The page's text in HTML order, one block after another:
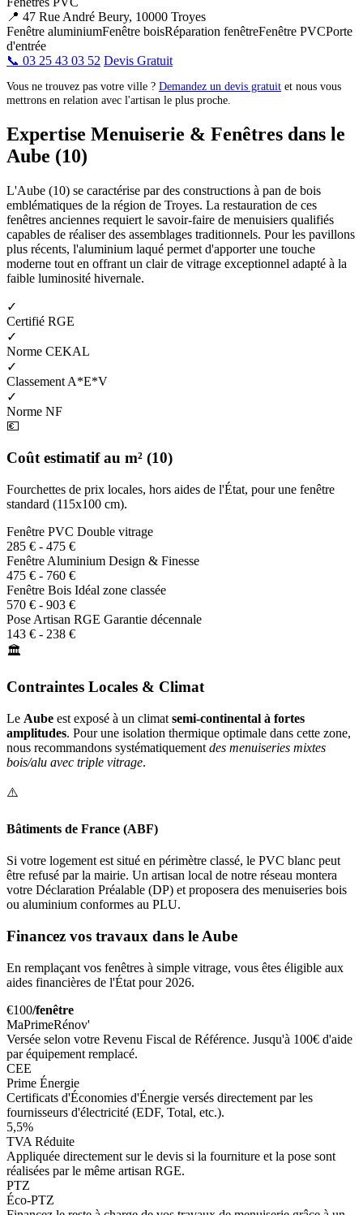
📍 47 Rue André Beury, 10000 Troyes
Fenêtre aluminiumFenêtre boisRéparation fenêtreFenêtre PVCPorte
d'entrée
📞 03 25 43 03 52 Devis Gratuit
Vous ne trouvez pas votre ville ? Demandez un devis gratuit et nous vous
mettrons en relation avec l'artisan le plus proche.
Expertise Menuiserie & Fenêtres dans le
Aube (10)
L'Aube (10) se caractérise par des constructions à pan de bois
emblématiques de la région de Troyes. La restauration de ces
fenêtres anciennes requiert le savoir-faire de menuisiers qualifiés
capables de réaliser des assemblages traditionnels. Pour les pavillons
plus récents, l'aluminium laqué permet d'apporter une touche
moderne tout en offrant un clair de vitrage exceptionnel adapté à la
faible luminosité hivernale.
✓
Certifié RGE
✓
Norme CEKAL
✓
Classement A*E*V
✓
Norme NF
💶
Coût estimatif au m² (10)
Fourchettes de prix locales, hors aides de l'État, pour une fenêtre
standard (115x100 cm).
Fenêtre PVC Double vitrage
285 € - 475 €
Fenêtre Aluminium Design & Finesse
475 € - 760 €
Fenêtre Bois Idéal zone classée
570 € - 903 €
Pose Artisan RGE Garantie décennale
143 € - 238 €
🏛️
Contraintes Locales & Climat
Le Aube est exposé à un climat semi-continental à fortes
amplitudes. Pour une isolation thermique optimale dans cette zone,
nous recommandons systématiquement des menuiseries mixtes
bois/alu avec triple vitrage.
⚠️
Bâtiments de France (ABF)
Si votre logement est situé en périmètre classé, le PVC blanc peut
être refusé par la mairie. Un artisan local de notre réseau montera
votre Déclaration Préalable (DP) et proposera des menuiseries bois
ou aluminium conformes au PLU.
Financez vos travaux dans le Aube
En remplaçant vos fenêtres à simple vitrage, vous êtes éligible aux
aides financières de l'État pour 2026.
€100/fenêtre
MaPrimeRénov'
Versée selon votre Revenu Fiscal de Référence. Jusqu'à 100€ d'aide
par équipement remplacé.
CEE
Prime Énergie
Certificats d'Économies d'Énergie versés directement par les
fournisseurs d'électricité (EDF, Total, etc.).
5,5%
TVA Réduite
Appliquée directement sur le devis si la fourniture et la pose sont
réalisées par le même artisan RGE.
PTZ
Éco-PTZ